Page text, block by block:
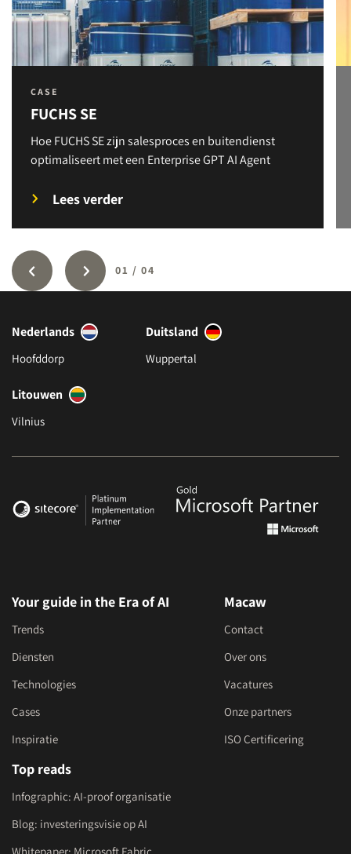
01 / 04
CASE
FUCHS SE
Hoe FUCHS SE zijn salesproces en buitendienst
optimaliseert met een Enterprise GPT AI Agent
Lees verder
Nederlands
Hoofddorp
Duitsland
Wuppertal
Litouwen
Vilnius
Your guide in the Era of AI
Trends
Diensten
Technologies
Cases
Inspiratie
Macaw
Contact
Over ons
Vacatures
Onze partners
ISO Certificering
Top reads
Infographic: AI-proof organisatie
Blog: investeringsvisie op AI
Whitepaper: Microsoft Fabric